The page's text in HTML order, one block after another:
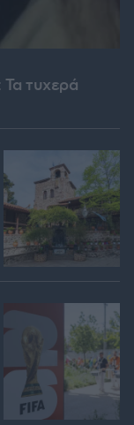
τυχερά